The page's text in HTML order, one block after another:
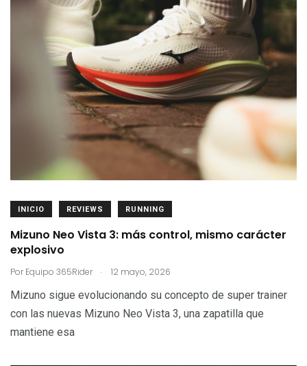
INICIO REVIEWS RUNNING
Mizuno Neo Vista 3: más control, mismo carácter
explosivo
Por Equipo 365Rider . 12 mayo, 2026
Mizuno sigue evolucionando su concepto de super trainer
con las nuevas Mizuno Neo Vista 3, una zapatilla que
mantiene esa